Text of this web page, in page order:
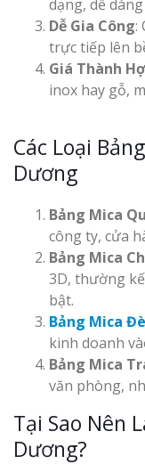
dạng, dễ
Dễ Gia Công:
trực tiếp lên
Giá Thành
inox hay gỗ,
Các Loại
Dương
Bảng Mica
công ty, cửa
Bảng Mica
3D, thường
bật.
Bảng Mica
kinh doanh
Bảng Mica
văn phòng,
Tại Sao Nên
Dương?